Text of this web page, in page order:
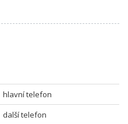
hlavní telefon
další telefon